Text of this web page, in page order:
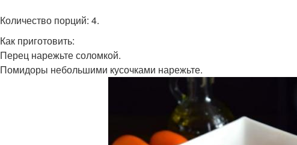
Количество порций: 4.
Как приготовить:
Перец нарежьте соломкой.
Помидоры небольшими кусочками нарежьте.